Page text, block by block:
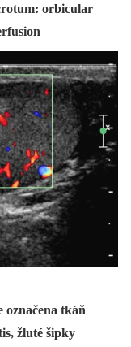
orbicular
označena tkáň
žluté šipky